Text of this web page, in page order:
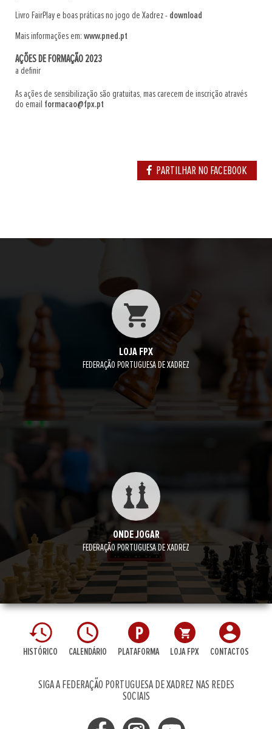
Livro FairPlay e boas práticas no jogo de Xadrez - download
Mais informações em: www.pned.pt
AÇÕES DE FORMAÇÃO 2023
a definir
As ações de sensibilização são gratuitas, mas carecem de inscrição através
do email formacao@fpx.pt
PARTILHAR NO FACEBOOK
LOJA FPX
FEDERAÇÃO PORTUGUESA DE XADREZ
ONDE JOGAR
FEDERAÇÃO PORTUGUESA DE XADREZ
HISTÓRICO CALENDÁRIO PLATAFORMA LOJA FPX CONTACTOS
SIGA A FEDERAÇÃO PORTUGUESA DE XADREZ NAS REDES
SOCIAIS